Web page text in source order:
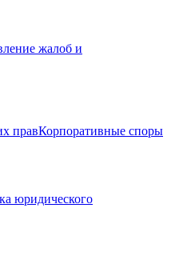
жалоб и
правКорпоративные споры
юридического